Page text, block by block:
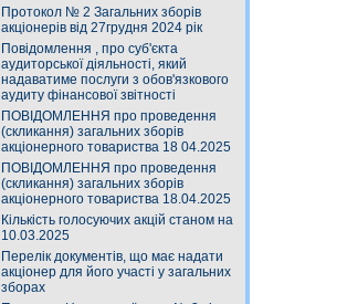
Протокол № 2 Загальних зборів
акціонерів від 27грудня 2024 рік
Повідомлення , про суб'єкта
аудиторської діяльності, який
надаватиме послуги з обов'язкового
аудиту фінансової звітності
ПОВІДОМЛЕННЯ про проведення
(скликання) загальних зборів
акціонерного товариства 18 04.2025
ПОВІДОМЛЕННЯ про проведення
(скликання) загальних зборів
акціонерного товариства 18.04.2025
Кількість голосуючих акцій станом на
10.03.2025
Перелік документів, що має надати
акціонер для його участі у загальних
зборах